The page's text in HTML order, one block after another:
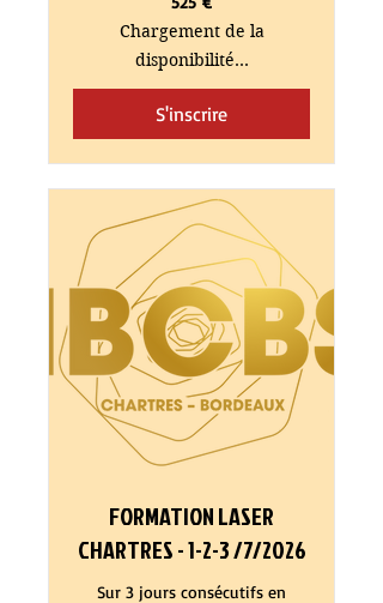
Chargement de la
disponibilité...
S'inscrire
FORMATION LASER
CHARTRES - 1-2-3 /7/2026
Sur 3 jours consécutifs en